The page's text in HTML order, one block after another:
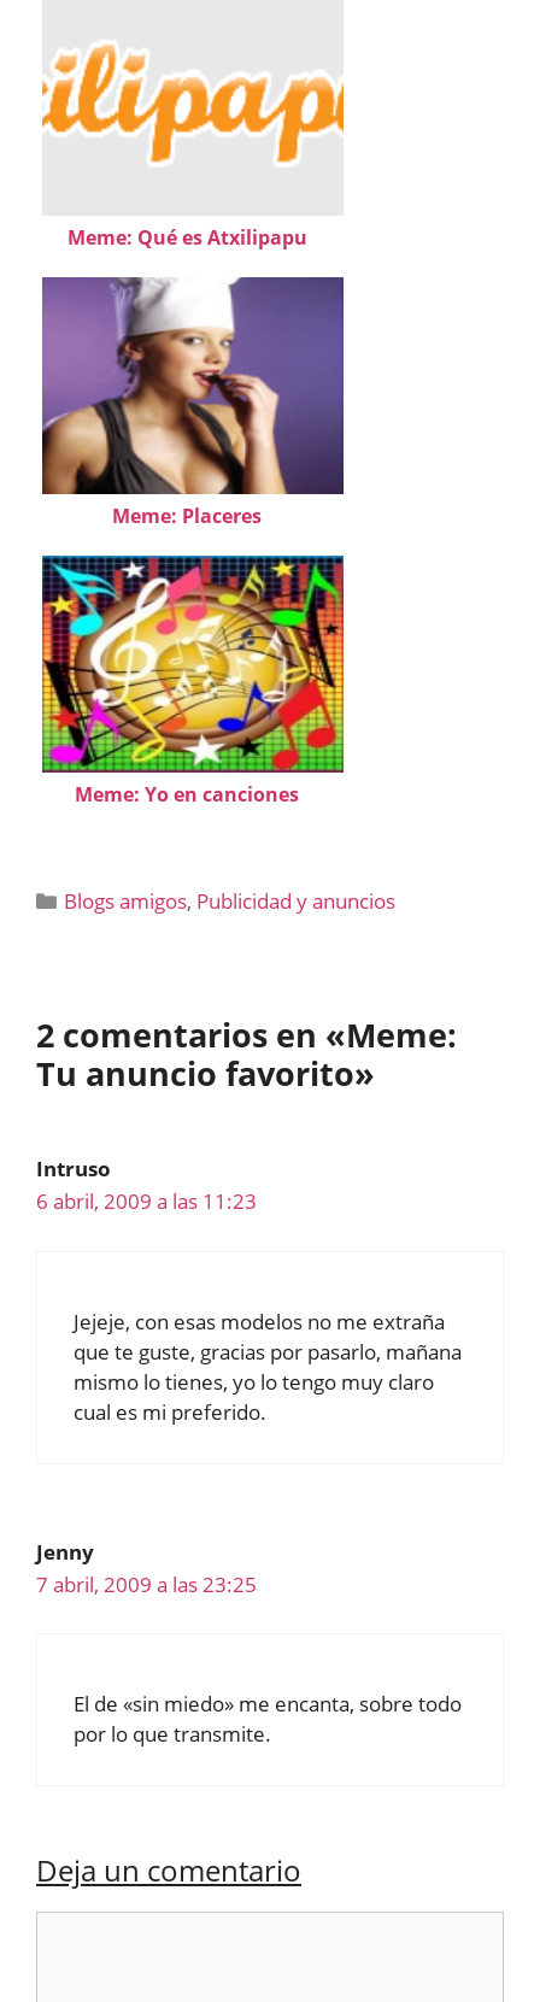
Meme: Qué es Atxilipapu
Meme: Placeres
Meme: Yo en canciones
Categorías
Blogs amigos, Publicidad y anuncios
2 comentarios en «Meme:
Tu anuncio favorito»
Intruso
6 abril, 2009 a las 11:23
Jejeje, con esas modelos no me extraña
que te guste, gracias por pasarlo, mañana
mismo lo tienes, yo lo tengo muy claro
cual es mi preferido.
Jenny
7 abril, 2009 a las 23:25
El de «sin miedo» me encanta, sobre todo
por lo que transmite.
Deja un comentario